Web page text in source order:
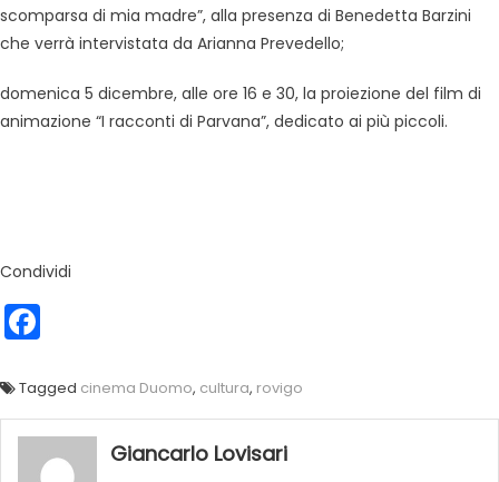
scomparsa di mia madre”, alla presenza di Benedetta Barzini
che verrà intervistata da Arianna Prevedello;
domenica 5 dicembre, alle ore 16 e 30, la proiezione del film di
animazione “I racconti di Parvana”, dedicato ai più piccoli.
Condividi
Tagged cinema Duomo, cultura, rovigo
Giancarlo Lovisari